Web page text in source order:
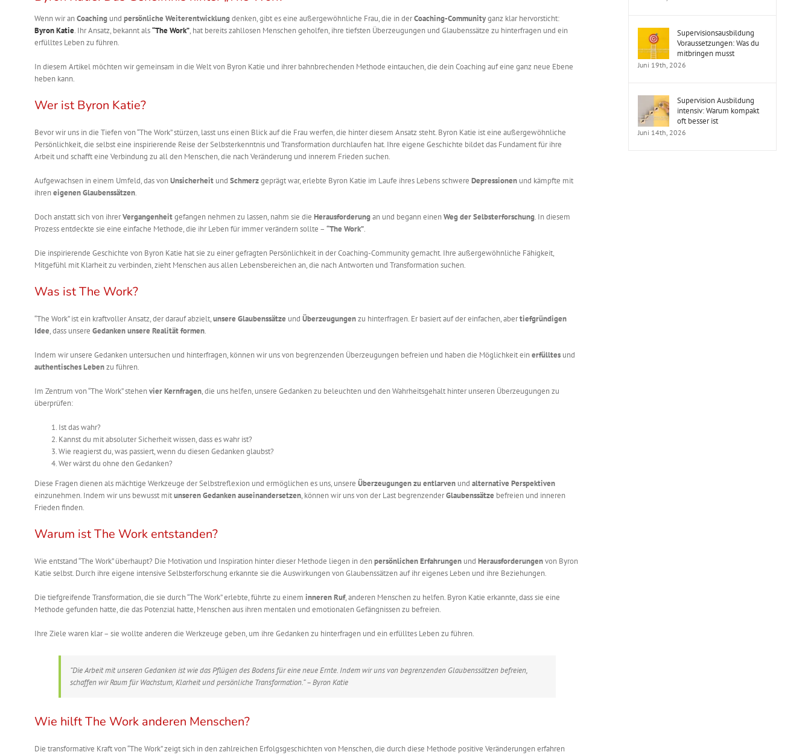
Wenn wir anCoachingund persönliche Weiterentwicklungdenken, gibt es eine außergewöhnliche Frau, die in derCoaching-Communityganz klar hervorsticht:
Byron Katie. Ihr Ansatz, bekannt als“The Work”, hat bereits zahllosen Menschen geholfen, ihre tiefsten Überzeugungen und Glaubenssätze zu hinterfragen und ein
erfülltes Leben zu führen.
In diesem Artikel möchten wir gemeinsam in die Welt von Byron Katie und ihrer bahnbrechenden Methode eintauchen, die dein Coaching auf eine ganz neue Ebene
heben kann.
Wer ist Byron Katie?
Bevor wir uns in die Tiefen von “The Work” stürzen, lasst uns einen Blick auf die Frau werfen, die hinter diesem Ansatz steht. Byron Katie ist eine außergewöhnliche
Persönlichkeit, die selbst eine inspirierende Reise der Selbsterkenntnis und Transformation durchlaufen hat. Ihre eigene Geschichte bildet das Fundament für ihre
Arbeit und schafft eine Verbindung zu all den Menschen, die nach Veränderung und innerem Frieden suchen.
Aufgewachsen in einem Umfeld, das vonUnsicherheitund Schmerzgeprägt war, erlebte Byron Katie im Laufe ihres Lebens schwere Depressionenund kämpfte mit
ihreneigenen Glaubenssätzen.
Doch anstatt sich von ihrerVergangenheitgefangen nehmen zu lassen, nahm sie die Herausforderungan und begann einenWeg der Selbsterforschung. In diesem
Prozess entdeckte sie eine einfache Methode, die ihr Leben für immer verändern sollte – “The Work”.
Die inspirierende Geschichte von Byron Katie hat sie zu einer gefragten Persönlichkeit in der Coaching-Community gemacht. Ihre außergewöhnliche Fähigkeit,
Mitgefühl mit Klarheit zu verbinden, zieht Menschen aus allen Lebensbereichen an, die nach Antworten und Transformation suchen.
Was ist The Work?
“The Work” ist ein kraftvoller Ansatz, der darauf abzielt,unsere Glaubenssätze und Überzeugungenzu hinterfragen. Er basiert auf der einfachen, abertiefgründigen
Idee, dass unsere Gedanken unsere Realität formen.
Indem wir unsere Gedanken untersuchen und hinterfragen, können wir uns von begrenzenden Überzeugungen befreien und haben die Möglichkeit einerfülltesund
authentisches Lebenzu führen.
Im Zentrum von “The Work” stehenvier Kernfragen, die uns helfen, unsere Gedanken zu beleuchten und den Wahrheitsgehalt hinter unseren Überzeugungen zu
überprüfen:
Ist das wahr?
Kannst du mit absoluter Sicherheit wissen, dass es wahr ist?
Wie reagierst du, was passiert, wenn du diesen Gedanken glaubst?
Wer wärst du ohne den Gedanken?
Diese Fragen dienen als mächtige Werkzeuge der Selbstreflexion und ermöglichen es uns, unsere Überzeugungen zu entlarvenund alternative Perspektiven
einzunehmen. Indem wir uns bewusst mitunseren Gedanken auseinandersetzen, können wir uns von der Last begrenzenderGlaubenssätze befreien und inneren
Frieden finden.
Warum ist The Work entstanden?
Wie entstand “The Work” überhaupt? Die Motivation und Inspiration hinter dieser Methode liegen in denpersönlichen Erfahrungenund Herausforderungenvon Byron
Katie selbst. Durch ihre eigene intensive Selbsterforschung erkannte sie die Auswirkungen von Glaubenssätzen auf ihr eigenes Leben und ihre Beziehungen.
Die tiefgreifende Transformation, die sie durch “The Work” erlebte, führte zu einem inneren Ruf, anderen Menschen zu helfen. Byron Katie erkannte, dass sie eine
Methode gefunden hatte, die das Potenzial hatte, Menschen aus ihren mentalen und emotionalen Gefängnissen zu befreien.
Ihre Ziele waren klar – sie wollte anderen die Werkzeuge geben, um ihre Gedanken zu hinterfragen und ein erfülltes Leben zu führen.
“Die Arbeit mit unseren Gedanken ist wie das Pflügen des Bodens für eine neue Ernte. Indem wir uns von begrenzenden Glaubenssätzen befreien,
schaffen wir Raum für Wachstum, Klarheit und persönliche Transformation.” – Byron Katie
Wie hilft The Work anderen Menschen?
Die transformative Kraft von “The Work” zeigt sich in den zahlreichen Erfolgsgeschichten von Menschen, die durch diese Methode positive Veränderungen erfahren
Supervisionsausbildung
Voraussetzungen: Was du
mitbringen musst
Juni 19th, 2026
Supervision Ausbildung
intensiv: Warum kompakt
oft besser ist
Juni 14th, 2026